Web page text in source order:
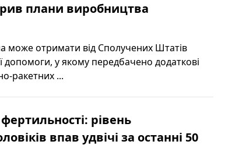
плани виробництва
може отримати від Сполучених Штатів
допомоги, у якому передбачено додаткові
ракетних ...
рівень
впав удвічі за останні 50